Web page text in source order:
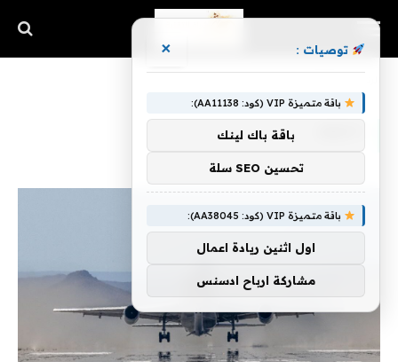
توصيات : ×
باقة متميزة VIP (كود: AA11138):
باقة باك لينك
تحسين SEO سلة
باقة متميزة VIP (كود: AA38045):
اول اثنين ريادة اعمال
مشاركة ارباح ادسنس